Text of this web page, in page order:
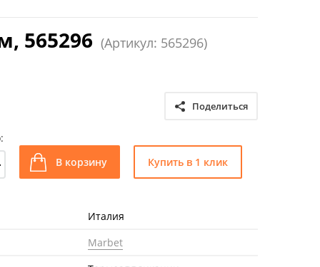
565296 (Артикул: 565296)
Поделиться
В корзину Купить в 1 клик
Италия
Marbet